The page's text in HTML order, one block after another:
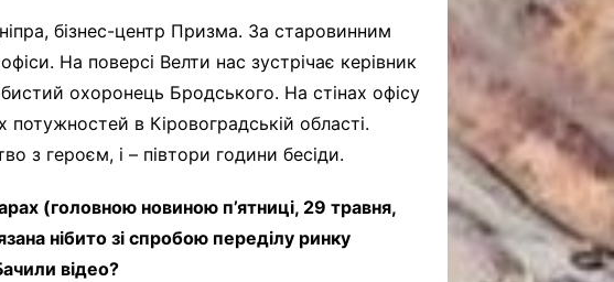
бізнес-центр Призма. За старовинним
На поверсі Велти нас зустрічає керівник
охоронець Бродського. На стінах офісу
в Кіровоградській області.
з героєм, і – півтори години бесіди.
(головною новиною п’ятниці, 29 травня,
нібито зі спробою переділу ринку
відео?